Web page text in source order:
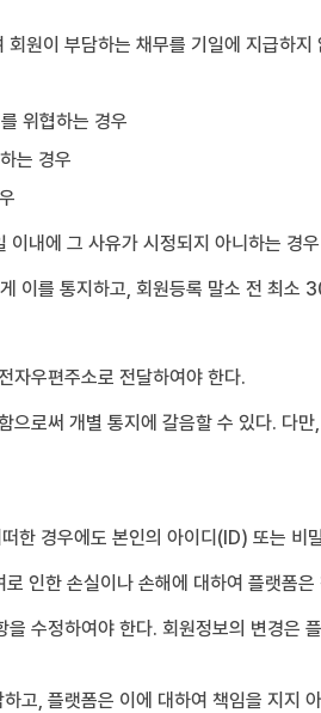
원이 부담하는 채무를 기일에 지급하지
위협하는 경우
는 경우
내에 그 사유가 시정되지 아니하는 경
이를 통지하고, 회원등록 말소 전 최소
자우편주소로 전달하여야 한다.
로써 개별 통지에 갈음할 수 있다. 다
경우에도 본인의 아이디(ID) 또는 비
인한 손실이나 손해에 대하여 플랫폼은
수정하여야 한다. 회원정보의 변경은
고, 플랫폼은 이에 대하여 책임을 지지